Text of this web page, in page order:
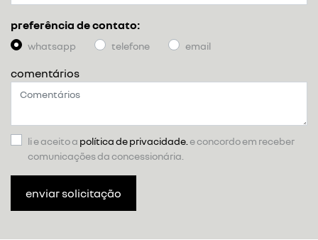
preferência de contato:
whatsapp telefone email
comentários
li e aceito a política de privacidade. e concordo em receber
comunicações da concessionária.
enviar solicitação